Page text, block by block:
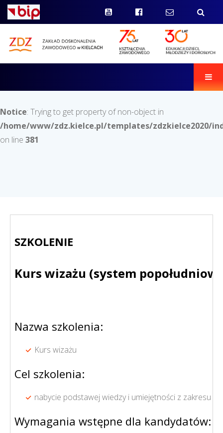
Notice: Trying to get property of non-object in
/home/www/zdz.kielce.pl/templates/zdzkielce2020/
on line 381
SZKOLENIE
Kurs wizażu (system
Nazwa szkolenia:
Kurs wizażu
Cel szkolenia:
nabycie podstawej wiedzy i umiejętności z zakresu
Wymagania wstępne dla kandydatów: